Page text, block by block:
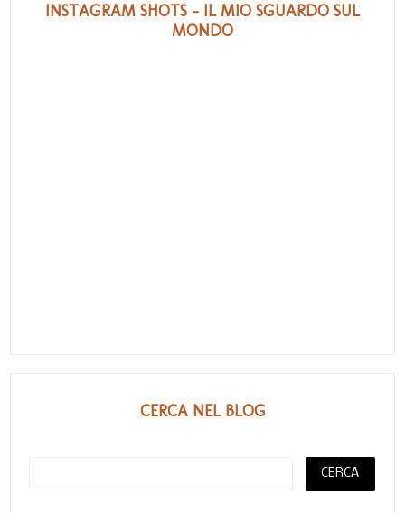
INSTAGRAM SHOTS - IL MIO SGUARDO SUL
MONDO
CERCA NEL BLOG